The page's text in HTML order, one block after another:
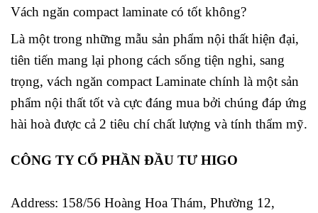
Vách ngăn compact laminate có tốt không?
Là một trong những mẫu sản phẩm nội thất hiện đại,
tiên tiến mang lại phong cách sống tiện nghi, sang
trọng, vách ngăn compact Laminate chính là một sản
phẩm nội thất tốt và cực đáng mua bởi chúng đáp ứng
hài hoà được cả 2 tiêu chí chất lượng và tính thẩm mỹ.
CÔNG TY CỔ PHẦN ĐẦU TƯ HIGO
Address: 158/56 Hoàng Hoa Thám, Phường 12,